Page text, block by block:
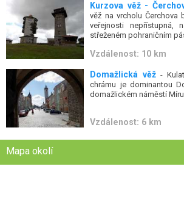
Kurzova věž -
věž na vrcholu Čerchova
veřejnosti nepřístupná,
střeženém pohraničním
Vzdálenost: 10 km
Domažlická věž-
chrámu je dominantou
domažlickém náměstí Míru.
Vzdálenost: 6 km
Mapa okolí